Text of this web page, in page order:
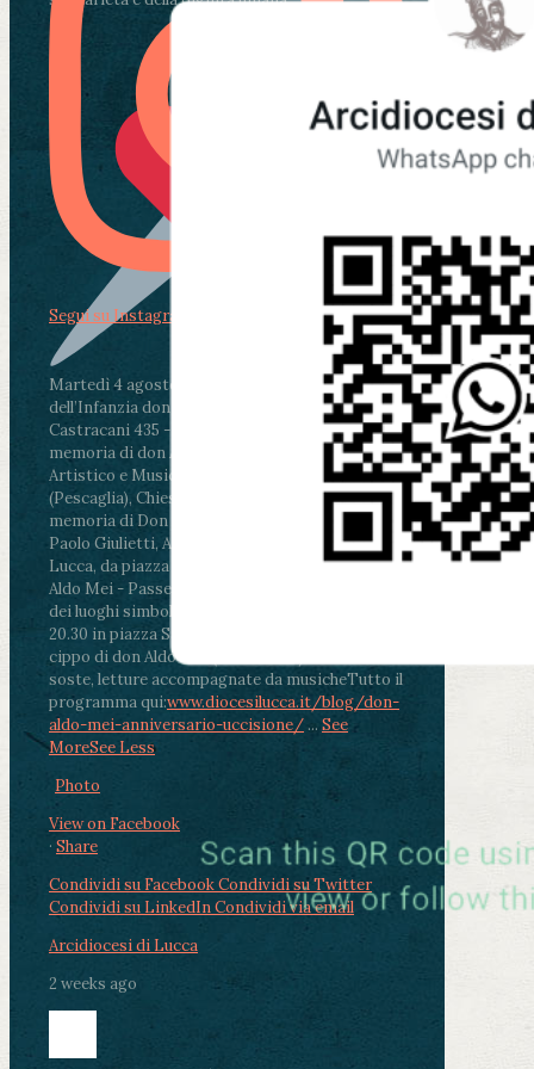
Martedì 4 agosto2026
ore 11:30 - Lucca, Scuola
dell’Infanzia don Aldo Mei - Viale Castruccio
Castracani 435 - Inaugurazione murales in
memoria di don Aldo Mei curato dal Liceo
Artistico e Musicale “Passaglia”
ore 18 - Fiano
(Pescaglia), Chiesa parrocchiale - Messa in
memoria di Don Aldo Mei celebrata da mons.
Paolo Giulietti, Arcivescovo di Lucca
ore 20.30 -
Lucca, da piazza San Michele al Cippo di don
Aldo Mei - Passeggiata della Memoria in alcuni
dei luoghi simbolo della città. Ritrovo alle ore
20.30 in piazza San Michele con conclusione al
cippo di don Aldo Mei (Porta Elisa). Durante le
soste, letture accompagnate da musicheTutto il
programma qui:www.diocesilucca.it/blog/don-
aldo-mei-anniversario-uccisione/ ... See
MoreSee Less
Photo
View on Facebook
· Share
Condividi su FacebookCondividi su Twitter
Condividi su LinkedInCondividi via email
Arcidiocesi di Lucca
2 weeks ago
Segui su Instagram